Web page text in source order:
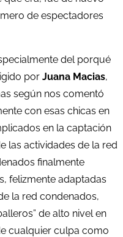
de espectadores
del porqué
por Juana Macias,
según nos comentó
con esas chicas en
en la captación
las actividades de la red
finalmente
felizmente adaptadas
la red condenados,
de alto nivel en
cualquier culpa como